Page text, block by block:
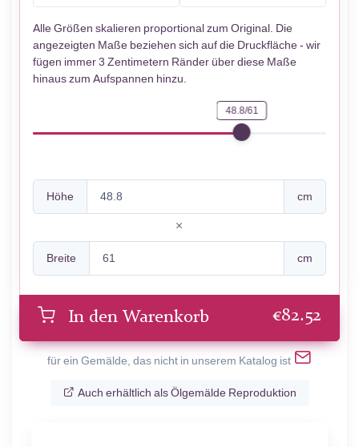
Alle Größen skalieren proportional zum Original. Die
angezeigten Maße beziehen sich auf die Druckfläche - wir
fügen immer 3 Zentimetern Ränder über diese Maße
hinaus zum Aufspannen hinzu.
48.8/61
Höhe cm
Breite cm
In den Warenkorb €82.52
für ein Gemälde, das nicht in unserem Katalog ist
Auch erhältlich als Ölgemälde Reproduktion